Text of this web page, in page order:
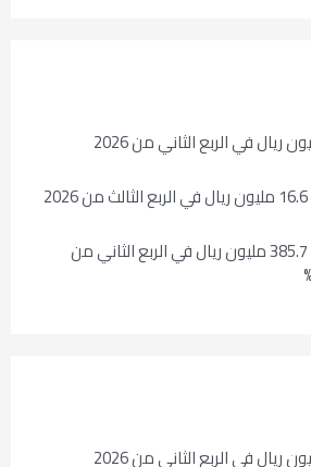
“سينومي سنترز” تربح 385.7 مليون ريال في الربع الثاني من